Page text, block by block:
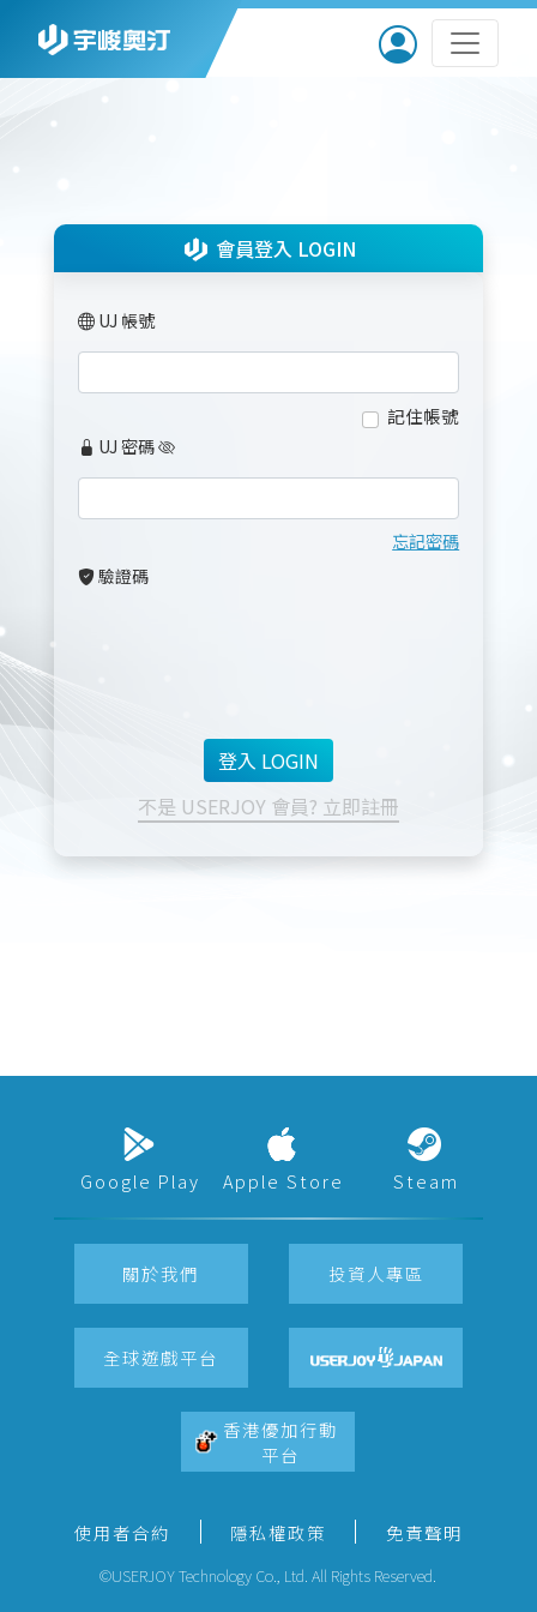
會員登入 LOGIN
UJ 帳號
記住帳號
UJ 密碼
忘記密碼
驗證碼
不是 USERJOY 會員? 立即註冊
Google Play Apple Store Steam
關於我們 投資人專區
全球遊戲平台
香港優加行動
平台
使用者合約 隱私權政策 免責聲明
©USERJOY Technology Co., Ltd. All Rights Reserved.